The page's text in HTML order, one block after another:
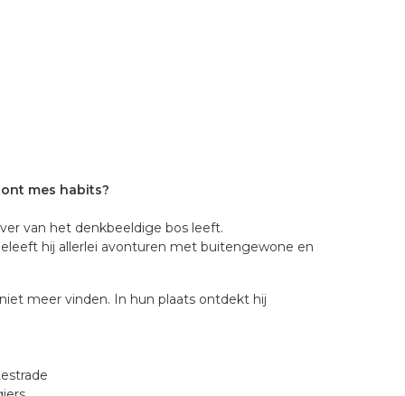
mes habits?
van het denkbeeldige bos leeft.
hij allerlei avonturen met buitengewone en
meer vinden. In hun plaats ontdekt hij